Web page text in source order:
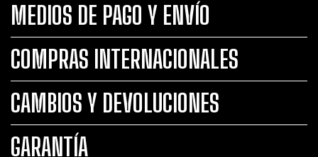
MEDIOS DE PAGO Y ENVÍO
COMPRAS INTERNACIONALES
CAMBIOS Y DEVOLUCIONES
GARANTÍA